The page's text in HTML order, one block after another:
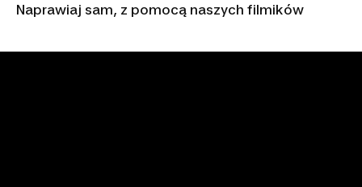
Naprawiaj sam, z pomocą naszych filmików